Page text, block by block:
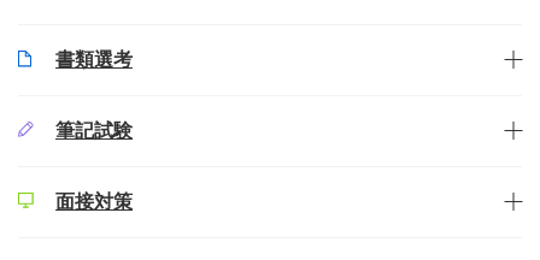
書類選考
筆記試験
面接対策